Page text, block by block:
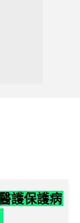
護保護病